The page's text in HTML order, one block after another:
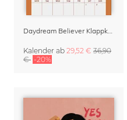
Daydream Believer Klappkalender & Terminplaner 2027 von Arty Guava
Kalender ab 29,52 € 36,90
€ -20%